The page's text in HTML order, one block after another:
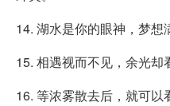
14. 湖水是你的眼神，梦想
15. 相遇视而不见，余光却
16. 等浓雾散去后，就可以